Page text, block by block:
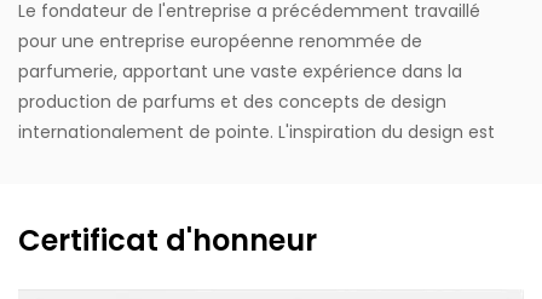
Le fondateur de l'entreprise a précédemment travaillé
pour une entreprise européenne renommée de
parfumerie, apportant une vaste expérience dans la
production de parfums et des concepts de design
internationalement de pointe. L'inspiration du design est
tendances modernistes. Soutenue par la vision unique du
designer, des capacités de conception exceptionnelles,
Certificat d'honneur